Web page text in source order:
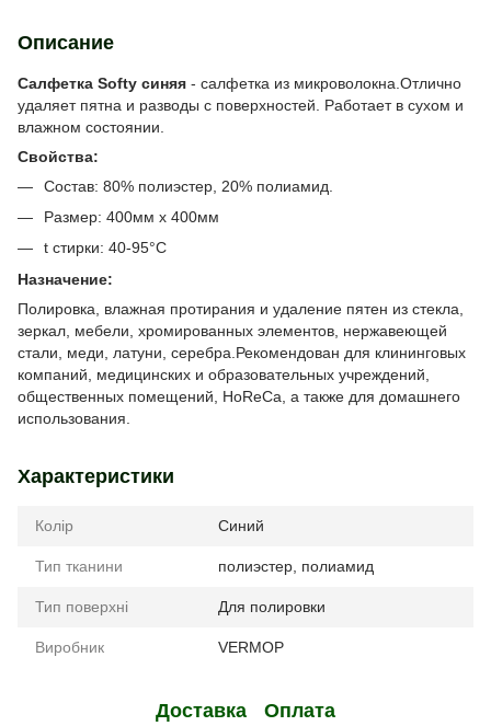
Описание
Салфетка Softy синяя - салфетка из микроволокна.Отлично
удаляет пятна и разводы с поверхностей. Работает в сухом и
влажном состоянии.
Свойства:
Состав: 80% полиэстер, 20% полиамид.
Размер: 400мм х 400мм
t стирки: 40-95°С
Назначение:
Полировка, влажная протирания и удаление пятен из стекла,
зеркал, мебели, хромированных элементов, нержавеющей
стали, меди, латуни, серебра.Рекомендован для клининговых
компаний, медицинских и образовательных учреждений,
общественных помещений, HoReCa, а также для домашнего
использования.
Характеристики
Колір Синий
Тип тканини полиэстер, полиамид
Тип поверхні Для полировки
Виробник VERMOP
Доставка Оплата